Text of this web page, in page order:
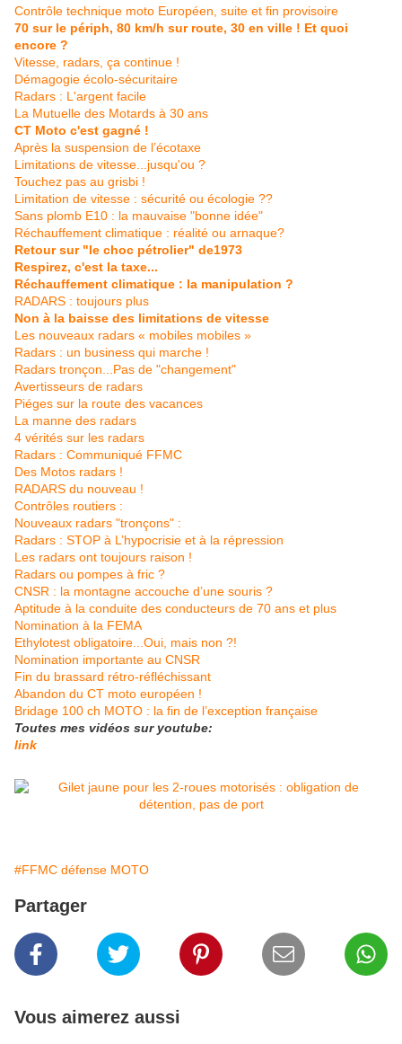
Contrôle technique moto Européen, suite et fin provisoire
70 sur le périph, 80 km/h sur route, 30 en ville ! Et quoi
encore ?
Vitesse, radars, ça continue !
Démagogie écolo-sécuritaire
Radars : L'argent facile
La Mutuelle des Motards à 30 ans
CT Moto c'est gagné !
Après la suspension de l’écotaxe
Limitations de vitesse...jusqu'ou ?
Touchez pas au grisbi !
Limitation de vitesse : sécurité ou écologie ??
Sans plomb E10 : la mauvaise "bonne idée"
Réchauffement climatique : réalité ou arnaque?
Retour sur "le choc pétrolier" de1973
Respirez, c'est la taxe...
Réchauffement climatique : la manipulation ?
RADARS : toujours plus
Non à la baisse des limitations de vitesse
Les nouveaux radars « mobiles mobiles »
Radars : un business qui marche !
Radars tronçon...Pas de "changement"
Avertisseurs de radars
Piéges sur la route des vacances
La manne des radars
4 vérités sur les radars
Radars : Communiqué FFMC
Des Motos radars !
RADARS du nouveau !
Contrôles routiers :
Nouveaux radars "tronçons" :
Radars : STOP à L’hypocrisie et à la répression
Les radars ont toujours raison !
Radars ou pompes à fric ?
CNSR : la montagne accouche d’une souris ?
Aptitude à la conduite des conducteurs de 70 ans et plus
Nomination à la FEMA
Ethylotest obligatoire...Oui, mais non ?!
Nomination importante au CNSR
Fin du brassard rétro-réfléchissant
Abandon du CT moto européen !
Bridage 100 ch MOTO : la fin de l’exception française
Toutes mes vidéos sur youtube:
link
#FFMC défense MOTO
Partager
Vous aimerez aussi